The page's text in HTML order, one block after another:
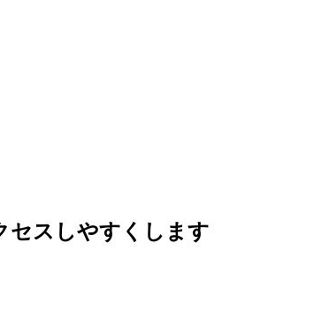
セスしやすくします